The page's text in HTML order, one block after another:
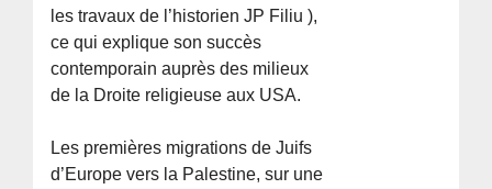
les travaux de l’historien JP Filiu ),
ce qui explique son succès
contemporain auprès des milieux
de la Droite religieuse aux USA.
Les premières migrations de Juifs
d’Europe vers la Palestine, sur une